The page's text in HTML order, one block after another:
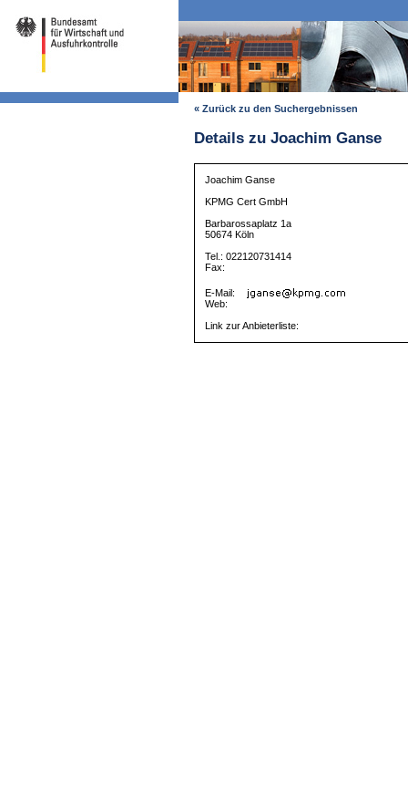
« Zurück zu den Suchergebnissen
Details zu Joachim Ganse
Joachim Ganse
KPMG Cert GmbH
Barbarossaplatz 1a
50674 Köln
Tel.: 022120731414
Fax:
E-Mail:
Web:
Link zur Anbieterliste: